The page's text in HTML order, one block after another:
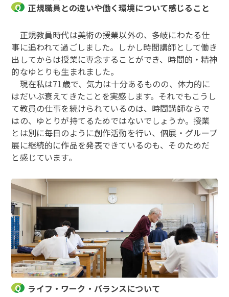
正規職員との違いや働く環境について感じること
正規教員時代は美術の授業以外の、多岐にわたる仕
事に追われて過ごしました。しかし時間講師として働き
出してからは授業に専念することができ、時間的・精神
的なゆとりも生まれました。
現在私は71歳で、気力は十分あるものの、体力的に
はだいぶ衰えてきたことを実感します。それでもこうし
て教員の仕事を続けられているのは、時間講師ならで
はの、ゆとりが持てるためではないでしょうか。授業
とは別に毎日のように創作活動を行い、個展・グループ
展に継続的に作品を発表できているのも、そのためだ
と感じています。
ライフ・ワーク・バランスについて